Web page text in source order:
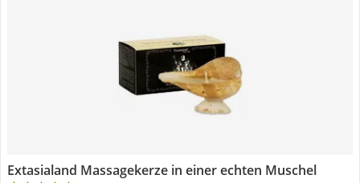
Extasialand Massagekerze in einer echten Muschel